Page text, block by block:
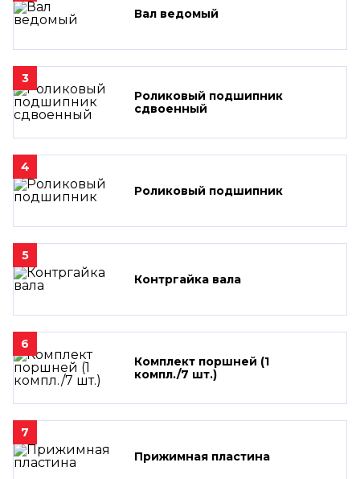
Вал ведомый
3
Роликовый подшипник
сдвоенный
4
Роликовый подшипник
5
Контргайка вала
6
Комплект поршней (1
компл./7 шт.)
7
Прижимная пластина